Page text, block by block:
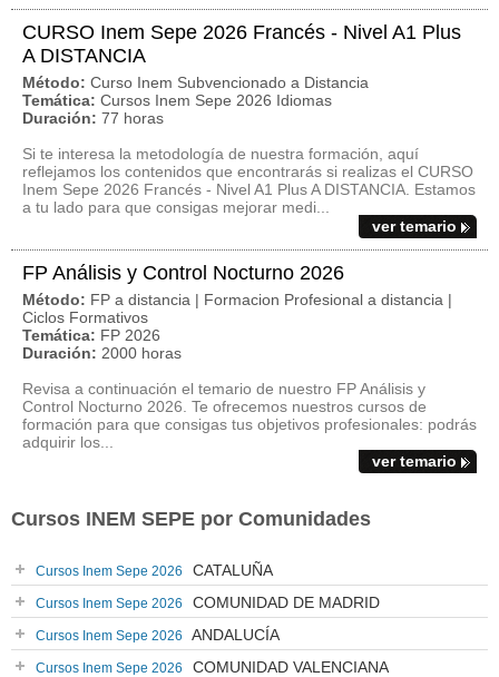
CURSO Inem Sepe 2026 Francés - Nivel A1 Plus
A DISTANCIA
Método: Curso Inem Subvencionado a Distancia
Temática: Cursos Inem Sepe 2026 Idiomas
Duración: 77 horas
Si te interesa la metodología de nuestra formación, aquí
reflejamos los contenidos que encontrarás si realizas el CURSO
Inem Sepe 2026 Francés - Nivel A1 Plus A DISTANCIA. Estamos
a tu lado para que consigas mejorar medi...
ver temario
FP Análisis y Control Nocturno 2026
Método: FP a distancia | Formacion Profesional a distancia |
Ciclos Formativos
Temática: FP 2026
Duración: 2000 horas
Revisa a continuación el temario de nuestro FP Análisis y
Control Nocturno 2026. Te ofrecemos nuestros cursos de
formación para que consigas tus objetivos profesionales: podrás
adquirir los...
ver temario
Cursos INEM SEPE por Comunidades
Cursos Inem Sepe 2026 CATALUÑA
Cursos Inem Sepe 2026 COMUNIDAD DE MADRID
Cursos Inem Sepe 2026 ANDALUCÍA
Cursos Inem Sepe 2026 COMUNIDAD VALENCIANA